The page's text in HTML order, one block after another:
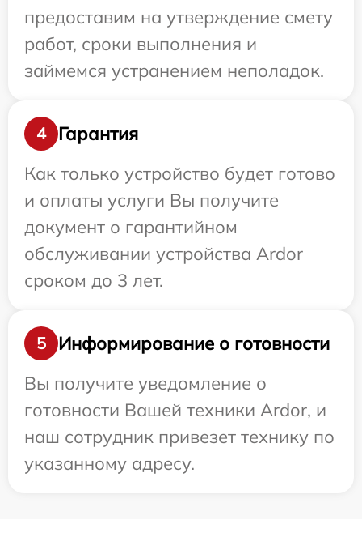
предоставим на утверждение смету
работ, сроки выполнения и
займемся устранением неполадок.
4
Гарантия
Как только устройство будет готово
и оплаты услуги Вы получите
документ о гарантийном
обслуживании устройства Ardor
сроком до 3 лет.
5
Информирование о готовности
Вы получите уведомление о
готовности Вашей техники Ardor, и
наш сотрудник привезет технику по
указанному адресу.